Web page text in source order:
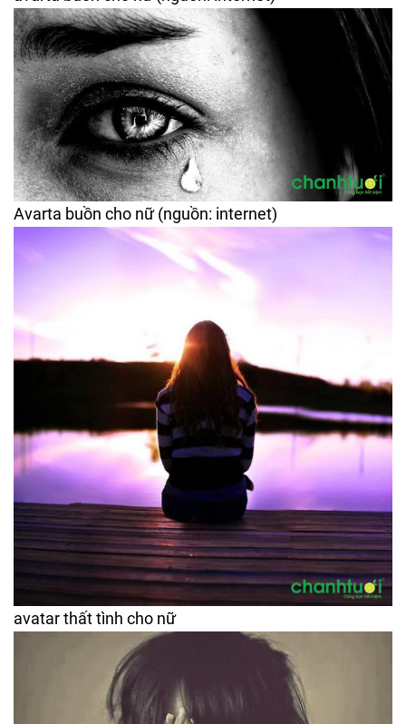
Avarta buồn cho nữ (nguồn: internet)
avatar thất tình cho nữ